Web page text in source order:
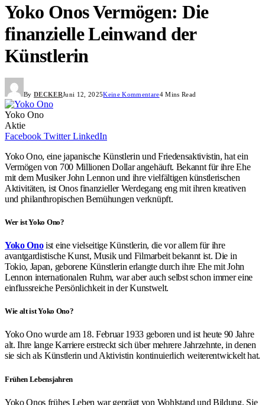
Yoko Onos Vermögen: Die
finanzielle Leinwand der
Künstlerin
By DECKERJuni 12, 2025Keine Kommentare4 Mins Read
Yoko Ono
Aktie
Facebook Twitter LinkedIn
Yoko Ono, eine japanische Künstlerin und Friedensaktivistin, hat ein
Vermögen von 700 Millionen Dollar angehäuft. Bekannt für ihre Ehe
mit dem Musiker John Lennon und ihre vielfältigen künstlerischen
Aktivitäten, ist Onos finanzieller Werdegang eng mit ihren kreativen
und philanthropischen Bemühungen verknüpft.
Wer ist Yoko Ono?
Yoko Onoist eine vielseitige Künstlerin, die vor allem für ihre
avantgardistische Kunst, Musik und Filmarbeit bekannt ist. Die in
Tokio, Japan, geborene Künstlerin erlangte durch ihre Ehe mit John
Lennon internationalen Ruhm, war aber auch selbst schon immer eine
einflussreiche Persönlichkeit in der Kunstwelt.
Wie alt ist Yoko Ono?
Yoko Ono wurde am 18. Februar 1933 geboren und ist heute 90 Jahre
alt. Ihre lange Karriere erstreckt sich über mehrere Jahrzehnte, in denen
sie sich als Künstlerin und Aktivistin kontinuierlich weiterentwickelt hat.
Frühen Lebensjahren
Yoko Onos frühes Leben war geprägt von Wohlstand und Bildung. Sie